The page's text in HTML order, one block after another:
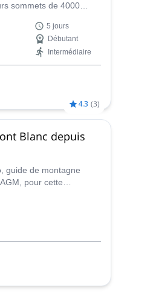
sommets de 4000
Castor, le Breithorn et
5 jours
Débutant
Intermédiaire
4.3 (3)
Blanc depuis
guide de montagne
pour cette
et atteignez le
d'Europe !